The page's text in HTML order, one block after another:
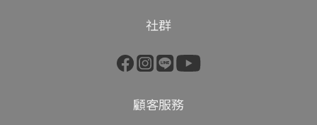
社群
顧客服務